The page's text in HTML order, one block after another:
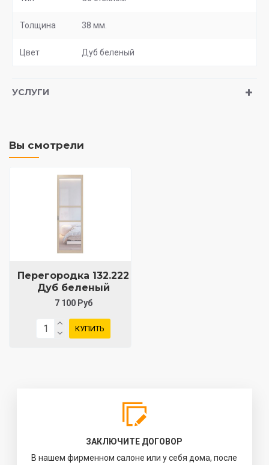
Толщина 38 мм.
Цвет Дуб беленый
УСЛУГИ
Вы смотрели
Перегородка 132.222
Дуб беленый
7 100 Руб
КУПИТЬ
ЗАКЛЮЧИТЕ ДОГОВОР
В нашем фирменном салоне или у себя дома, после